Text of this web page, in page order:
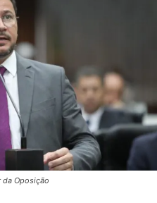
Oposição